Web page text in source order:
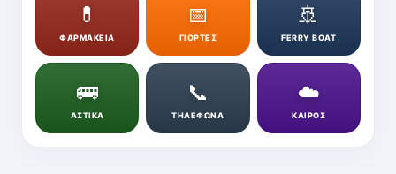
💊
ΦΑΡΜΑΚΕΙΑ
📅
ΓΙΟΡΤΕΣ
🚢
FERRY BOAT
🚌
ΑΣΤΙΚΑ
📞
ΤΗΛΕΦΩΝΑ
☁️
ΚΑΙΡΟΣ